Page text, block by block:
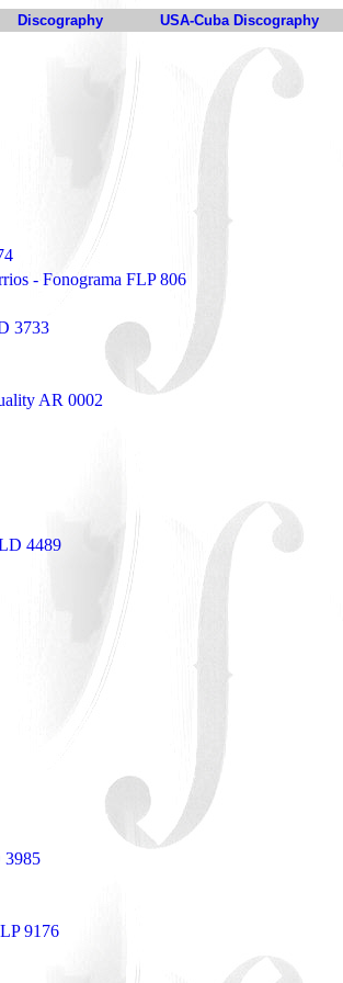
Discography USA-Cuba Discography
- Fonograma FLP 806
3733
AR 0002
4489
3985
9176